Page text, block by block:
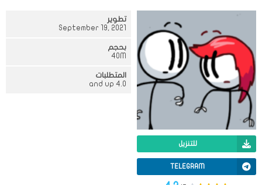
للتنزيل
TELEGRAM
تطوير
September 19, 2021
بحجم
40M
المتطلبات
4.0 and up